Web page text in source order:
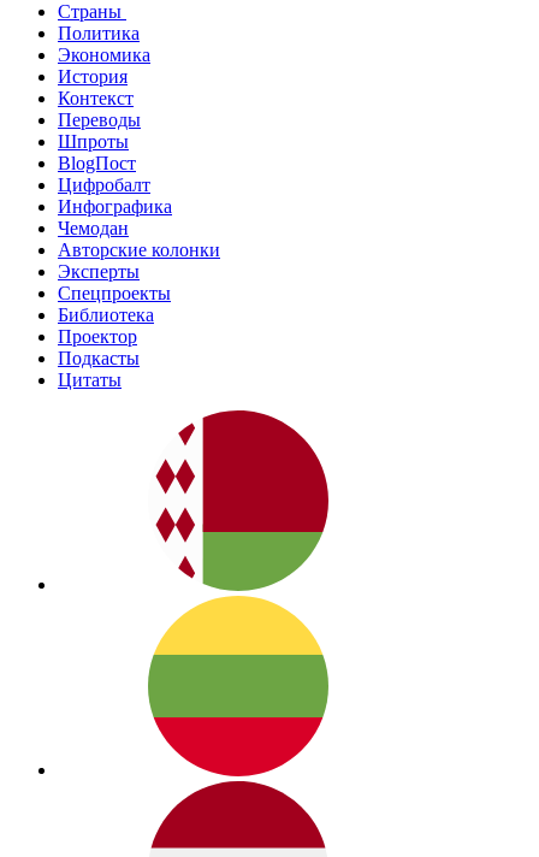
Страны
Политика
Экономика
История
Контекст
Переводы
Шпроты
BlogПост
Цифробалт
Инфографика
Чемодан
Авторские колонки
Эксперты
Спецпроекты
Библиотека
Проектор
Подкасты
Цитаты